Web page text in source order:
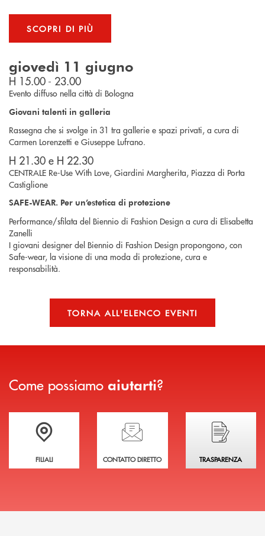
SCOPRI DI PIÙ
giovedì 11 giugno
H 15.00 - 23.00
Evento diffuso nella città di Bologna
Giovani talenti in galleria
Rassegna che si svolge in 31 tra gallerie e spazi privati, a cura di
Carmen Lorenzetti e Giuseppe Lufrano.
H 21.30 e H 22.30
CENTRALE Re-Use With Love, Giardini Margherita, Piazza di Porta
Castiglione
SAFE-WEAR. Per un’estetica di protezione
Performance/sfilata del Biennio di Fashion Design a cura di Elisabetta
Zanelli
I giovani designer del Biennio di Fashion Design propongono, con
Safe-wear, la visione di una moda di protezione, cura e
responsabilità.
TORNA ALL'ELENCO EVENTI
Come possiamo aiutarti?
Trova la filiale più vicina a te
FILIALI
Hai bisogno di assistenza immediata?
CONTATTO DIRETTO
Hai bisogno di
TRASPARENZA